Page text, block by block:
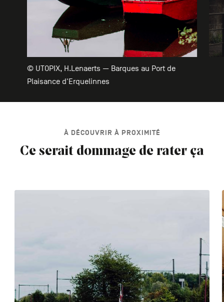
© UTOPIX, H.Lenaerts — Barques au Port de
Plaisance d'Erquelinnes
À DÉCOUVRIR À PROXIMITÉ
Ce serait dommage de rater ça